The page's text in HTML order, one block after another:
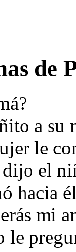
de
a su
le
dijo el
hacia
mi